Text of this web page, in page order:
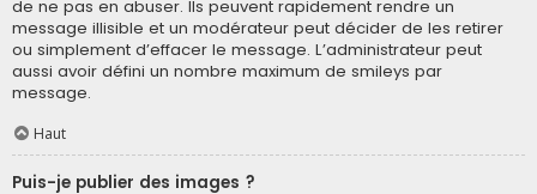
de ne pas en abuser. Ils peuvent rapidement rendre un
message illisible et un modérateur peut décider de les retirer
ou simplement d’effacer le message. L’administrateur peut
aussi avoir défini un nombre maximum de smileys par
message.
Haut
Puis-je publier des images ?